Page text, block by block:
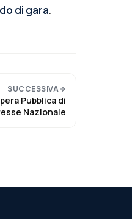
di gara.
SUCCESSIVA
Pubblica di
Nazionale